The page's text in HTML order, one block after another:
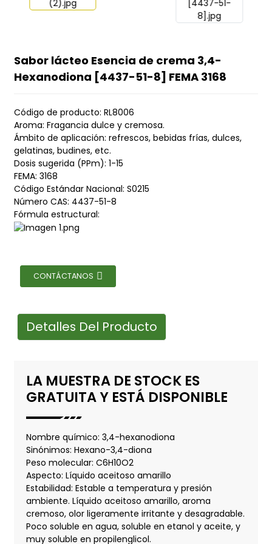
Sabor lácteo Esencia de crema 3,4-
Hexanodiona [4437-51-8] FEMA 3168
Código de producto: RL8006
Aroma: Fragancia dulce y cremosa.
Ámbito de aplicación: refrescos, bebidas frías, dulces,
gelatinas, budines, etc.
Dosis sugerida (PPm): 1-15
FEMA: 3168
Código Estándar Nacional: S0215
Número CAS: 4437-51-8
Fórmula estructural:
CONTÁCTANOS
Detalles Del Producto
LA MUESTRA DE STOCK ES
GRATUITA Y ESTÁ DISPONIBLE
Nombre químico: 3,4-hexanodiona
Sinónimos: Hexano-3,4-diona
Peso molecular: C6H10O2
Aspecto: Líquido aceitoso amarillo
Estabilidad: Estable a temperatura y presión
ambiente. Líquido aceitoso amarillo, aroma
cremoso, olor ligeramente irritante y desagradable.
Poco soluble en agua, soluble en etanol y aceite, y
muy soluble en propilenglicol.